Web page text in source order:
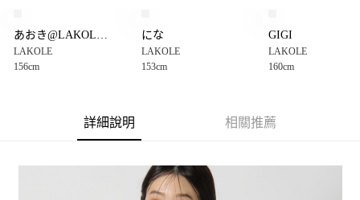
【大哥付你分期使用說明】
1.本服務由台灣大哥大提供，台灣大哥大用戶可立即使用無須另外申請。
2.付款方式選擇「大哥付你分期」，訂單成立後會自動跳轉到大哥付的交易
3.實際核准額度、可分期數及費用金額請依後續交易確認頁面所載為準。
4.訂單成立30分鐘內，如未前往確認交易或遇審核未通過，訂單將自動取
消。如遇「轉專審核」未通過狀況，表示未達大哥付你分期系統評分，恕無
1.分期款項不併入電信帳單，「大哥付你分期」於每月結算日後寄送繳費提
AFTEE先享後付
３．安心：先確認商品／服務後，再付款。
【「AFTEE先享後付」結帳流程】
全家 取貨付款
每筆NT$80，滿NT$888(含以上)免運費
あおき@LAKOLEイオン相模原
LAKOLE
156cm
にな
LAKOLE
153cm
GIGI
LAKOLE
160cm
詳細說明 相關推薦